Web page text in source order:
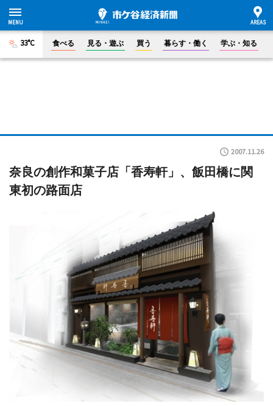
33°C 食べる 見る・遊ぶ 買う 暮らす・働く 学ぶ・知る
2007.11.26
奈良の創作和菓子店「香寿軒」、飯田橋に関
東初の路面店